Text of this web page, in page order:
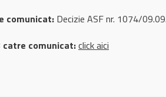
comunicat: Decizie ASF nr. 1074/
catre comunicat:click aici